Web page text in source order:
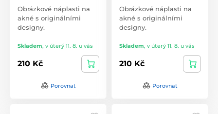
Obrázkové náplasti na
akné s originálními
designy.
Skladem, v úterý 11. 8. u vás
210 Kč
Porovnat
Obrázkové náplasti na
akné s originálními
designy.
Skladem, v úterý 11. 8. u vás
210 Kč
Porovnat